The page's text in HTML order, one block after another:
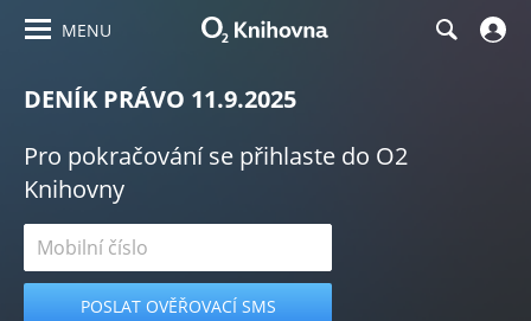
MENU
DENÍK PRÁVO 11.9.2025
Pro pokračování se přihlaste do O2
Knihovny